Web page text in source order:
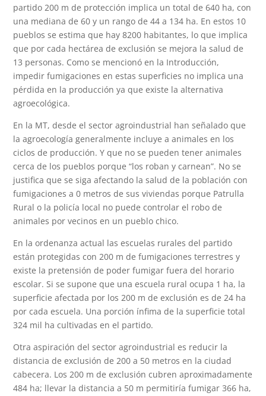
partido 200 m de protección implica un total de 640 ha, con
una mediana de 60 y un rango de 44 a 134 ha. En estos 10
pueblos se estima que hay 8200 habitantes, lo que implica
que por cada hectárea de exclusión se mejora la salud de
13 personas. Como se mencionó en la Introducción,
impedir fumigaciones en estas superficies no implica una
pérdida en la producción ya que existe la alternativa
agroecológica.
En la MT, desde el sector agroindustrial han señalado que
la agroecología generalmente incluye a animales en los
ciclos de producción. Y que no se pueden tener animales
cerca de los pueblos porque “los roban y carnean”. No se
justifica que se siga afectando la salud de la población con
fumigaciones a 0 metros de sus viviendas porque Patrulla
Rural o la policía local no puede controlar el robo de
animales por vecinos en un pueblo chico.
En la ordenanza actual las escuelas rurales del partido
están protegidas con 200 m de fumigaciones terrestres y
existe la pretensión de poder fumigar fuera del horario
escolar. Si se supone que una escuela rural ocupa 1 ha, la
superficie afectada por los 200 m de exclusión es de 24 ha
por cada escuela. Una porción ínfima de la superficie total
324 mil ha cultivadas en el partido.
Otra aspiración del sector agroindustrial es reducir la
distancia de exclusión de 200 a 50 metros en la ciudad
cabecera. Los 200 m de exclusión cubren aproximadamente
484 ha; llevar la distancia a 50 m permitiría fumigar 366 ha,